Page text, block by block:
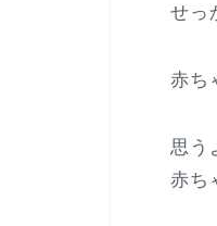
せっ
赤ち
思う
赤ち